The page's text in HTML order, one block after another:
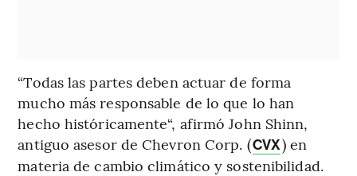
“Todas las partes deben actuar de forma
mucho más responsable de lo que lo han
hecho históricamente“, afirmó John Shinn,
antiguo asesor de Chevron Corp. (CVX) en
materia de cambio climático y sostenibilidad.